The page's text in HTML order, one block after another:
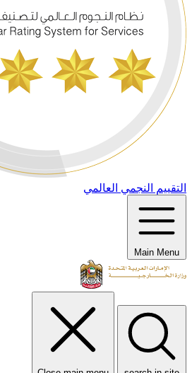
التقييم النجمي العالمي
Main Menu